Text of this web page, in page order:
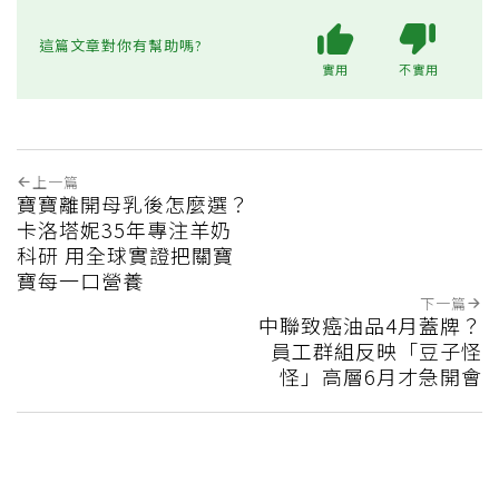
這篇文章對你有幫助嗎?
實用 不實用
上一篇
寶寶離開母乳後怎麼選？
卡洛塔妮35年專注羊奶
科研 用全球實證把關寶
寶每一口營養
下一篇
中聯致癌油品4月蓋牌？
員工群組反映「豆子怪
怪」高層6月才急開會